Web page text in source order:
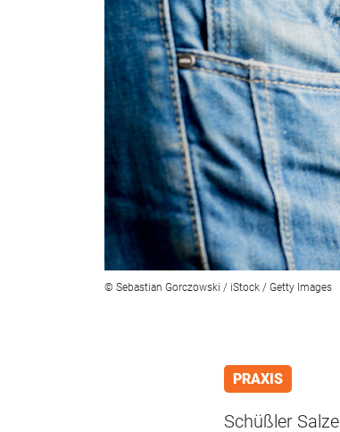
© Sebastian Gorczowski / iStock / Getty Images
PRAXIS
Schüßler Salze